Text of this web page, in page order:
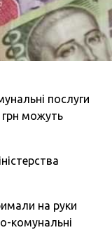
послуги
грн можуть
на руки
комунальні